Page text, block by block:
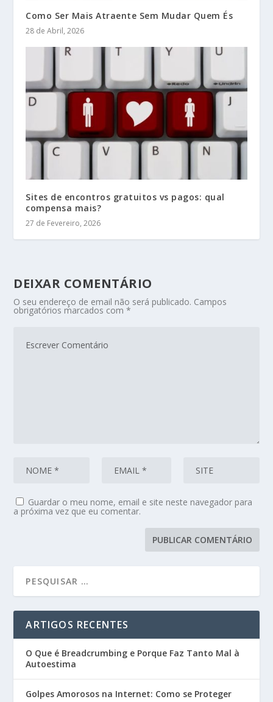
Como Ser Mais Atraente Sem Mudar Quem És
28 de Abril, 2026
Sites de encontros gratuitos vs pagos: qual
compensa mais?
27 de Fevereiro, 2026
DEIXAR COMENTÁRIO
O seu endereço de email não será publicado. Campos
obrigatórios marcados com*
Guardar o meu nome, email e site neste navegador para
a próxima vez que eu comentar.
ARTIGOS RECENTES
O Que é Breadcrumbing e Porque Faz Tanto Mal à
Autoestima
Golpes Amorosos na Internet: Como se Proteger